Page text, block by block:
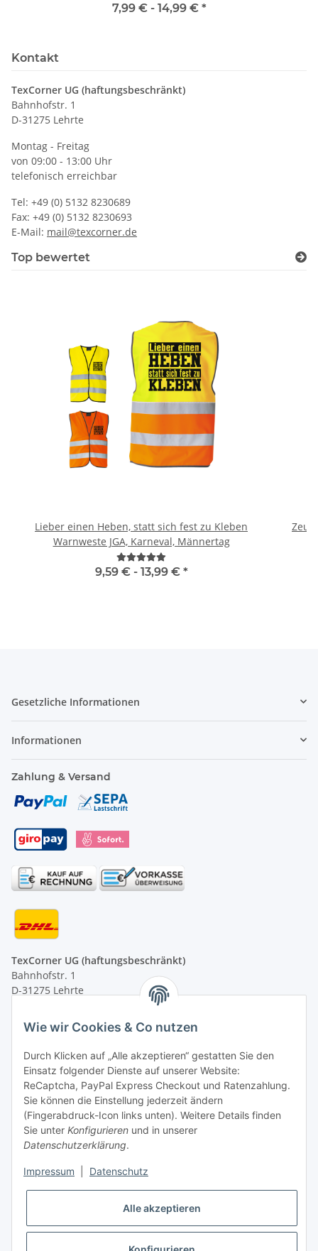
7,99 € - 14,99 € *
Kontakt
TexCorner UG (haftungsbeschränkt)
Bahnhofstr. 1
D-31275 Lehrte
Montag - Freitag
von 09:00 - 13:00 Uhr
telefonisch erreichbar
Tel: +49 (0) 5132 8230689
Fax: +49 (0) 5132 8230693
E-Mail: mail@texcorner.de
Top bewertet
Lieber einen Heben, statt sich fest zu Kleben
Warnweste JGA, Karneval, Männertag
9,59 € - 13,99 € *
Gesetzliche Informationen
Informationen
Zahlung & Versand
TexCorner UG (haftungsbeschränkt)
Bahnhofstr. 1
D-31275 Lehrte
von 09:00 - 13:00 Uhr
Tel: +49 (0) 5132 8230689
Fax: +49 (0) 5132 8230693
E-Mail:mail@texcorner.de
Vertrag widerrufen
Wie wir Cookies & Co nutzen
Durch Klicken auf „Alle akzeptieren“ gestatten Sie den
Einsatz folgender Dienste auf unserer Website:
ReCaptcha, PayPal Express Checkout und Ratenzahlung.
Sie können die Einstellung jederzeit ändern
(Fingerabdruck-Icon links unten). Weitere Details finden
Sie unter Konfigurieren und in unserer
Datenschutzerklärung.
Impressum Datenschutz
Alle akzeptieren